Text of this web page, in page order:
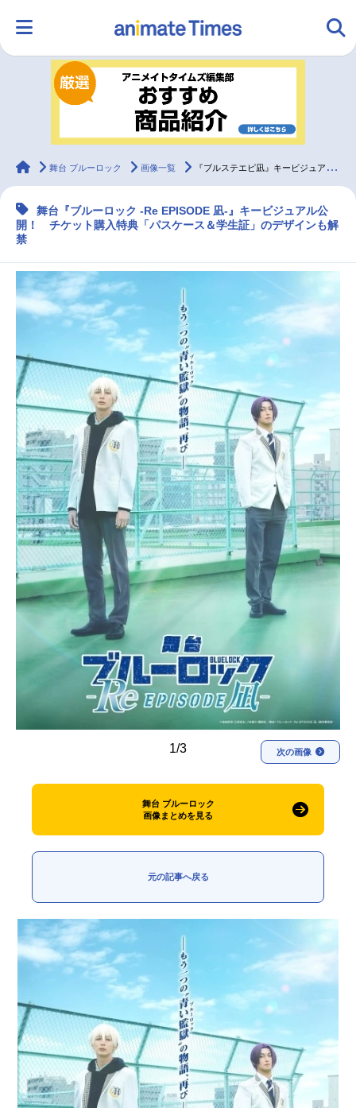
ランキング アニメ
ラジオ みんなの声
マンガ・ラノベ ゲーム・アプリ 音楽 コスプレ
配信・Vtuber
最新記事一覧
声優記事一覧
アニメ映画一覧 実写化映画一覧
今期アニメ曜日別一覧
春アニメ 夏アニメ
秋アニメ 冬アニメ
男性声優/女性声優一覧
FOLLOW US
animateTimes
舞台 ブルーロック 画像一覧 『ブルステエピ凪』キービジュアル＆チケット購入特典公開
舞台『ブルーロック -Re EPISODE 凪-』キービジュアル公
開！ チケット購入特典「パスケース＆学生証」のデザインも解
禁
1/3 次の画像
舞台 ブルーロック
画像まとめを見る
元の記事へ戻る